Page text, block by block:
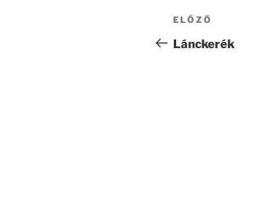
Bejegyzés
navigáció
Korábbi
bejegyzés
ELŐZŐ
Lánckerék